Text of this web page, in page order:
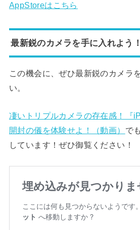
AppStoreはこちら
最新鋭のカメラを手に入れよう！
この機会に、ぜひ最新鋭のカメラ
い。
凄いトリプルカメラの存在感！『
開封の儀を体験せよ！（動画） で
しています！ぜひ御覧ください！